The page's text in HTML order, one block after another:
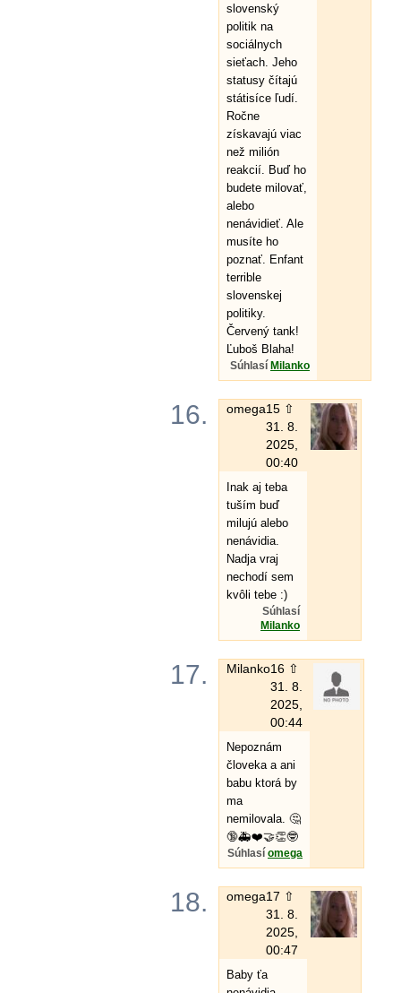
slovenský
politik na
sociálnych
sieťach. Jeho
statusy čítajú
státisíce ľudí.
Ročne
získavajú viac
než milión
reakcií. Buď ho
budete milovať,
alebo
nenávidieť. Ale
musíte ho
poznať. Enfant
terrible
slovenskej
politiky.
Červený tank!
Ľuboš Blaha!
Súhlasí Milanko
16. omega15 ⇧
31. 8.
2025,
00:40
Inak aj teba
tuším buď
milujú alebo
nenávidia.
Nadja vraj
nechodí sem
kvôli tebe :)
Súhlasí
Milanko
17. Milanko16 ⇧
31. 8.
2025,
00:44
Nepoznám
človeka a ani
babu ktorá by
ma
nemilovala. 🤔
🔞🚑❤️🤝👏🤓
Súhlasí omega
18. omega17 ⇧
31. 8.
2025,
00:47
Baby ťa